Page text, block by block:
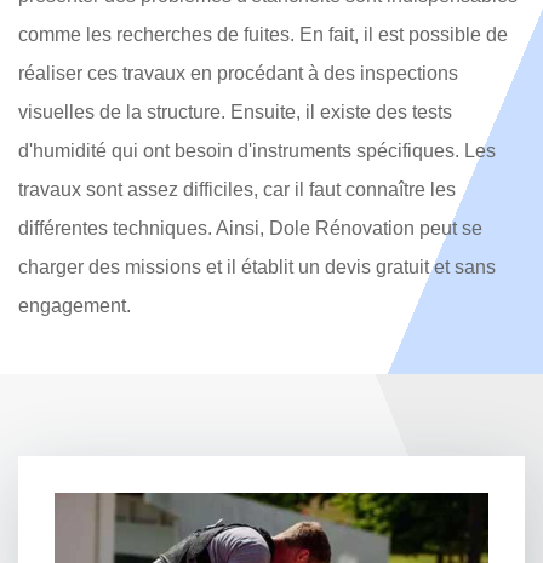
comme les recherches de fuites. En fait, il est possible de
réaliser ces travaux en procédant à des inspections
visuelles de la structure. Ensuite, il existe des tests
d'humidité qui ont besoin d'instruments spécifiques. Les
travaux sont assez difficiles, car il faut connaître les
différentes techniques. Ainsi, Dole Rénovation peut se
charger des missions et il établit un devis gratuit et sans
engagement.